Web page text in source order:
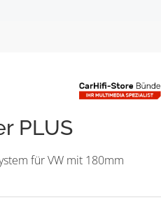
PLUS
für VW mit 180mm